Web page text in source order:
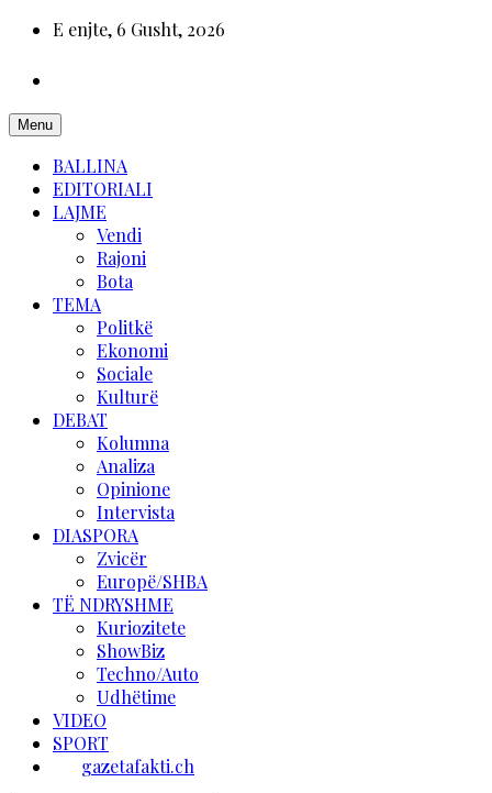
E enjte, 6 Gusht, 2026
Menu
BALLINA
EDITORIALI
LAJME
Vendi
Rajoni
Bota
TEMA
Politkë
Ekonomi
Sociale
Kulturë
DEBAT
Kolumna
Analiza
Opinione
Intervista
DIASPORA
Zvicër
Europë/SHBA
TË NDRYSHME
Kuriozitete
ShowBiz
Techno/Auto
Udhëtime
VIDEO
SPORT
gazetafakti.ch